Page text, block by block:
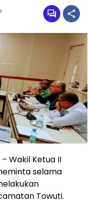
Wakil Ketua II
selama
Towuti.